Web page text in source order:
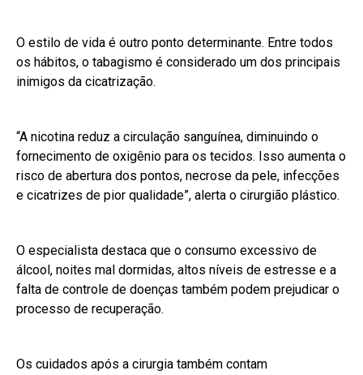
O estilo de vida é outro ponto determinante. Entre todos
os hábitos, o tabagismo é considerado um dos principais
inimigos da cicatrização.
“A nicotina reduz a circulação sanguínea, diminuindo o
fornecimento de oxigênio para os tecidos. Isso aumenta o
risco de abertura dos pontos, necrose da pele, infecções
e cicatrizes de pior qualidade”, alerta o cirurgião plástico.
O especialista destaca que o consumo excessivo de
álcool, noites mal dormidas, altos níveis de estresse e a
falta de controle de doenças também podem prejudicar o
processo de recuperação.
Os cuidados após a cirurgia também contam